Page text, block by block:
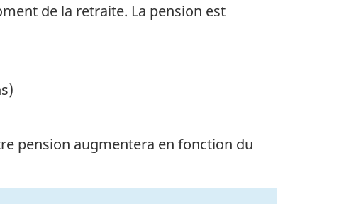
de la retraite. La pension est
pension augmentera en fonction du